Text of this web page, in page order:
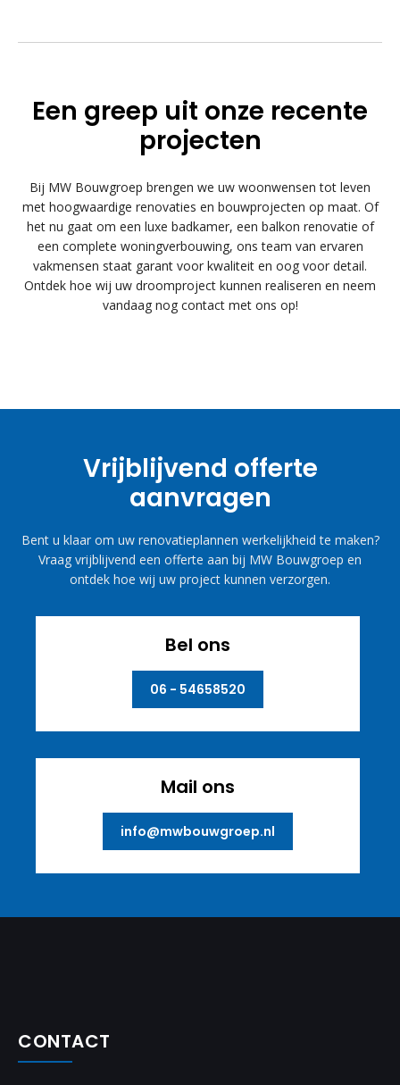
Een greep uit onze recente
projecten
Bij MW Bouwgroep brengen we uw woonwensen tot leven
met hoogwaardige renovaties en bouwprojecten op maat. Of
het nu gaat om een luxe badkamer, een balkon renovatie of
een complete woningverbouwing, ons team van ervaren
vakmensen staat garant voor kwaliteit en oog voor detail.
Ontdek hoe wij uw droomproject kunnen realiseren en neem
vandaag nog contact met ons op!
Vrijblijvend offerte
aanvragen
Bent u klaar om uw renovatieplannen werkelijkheid te maken?
Vraag vrijblijvend een offerte aan bij MW Bouwgroep en
ontdek hoe wij uw project kunnen verzorgen.
Bel ons
06 - 54658520
Mail ons
info@mwbouwgroep.nl
CONTACT